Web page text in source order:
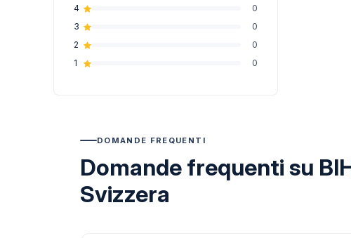
4
0
3
0
2
0
1
0
DOMANDE FREQUENTI
Domande frequenti su
Svizzera